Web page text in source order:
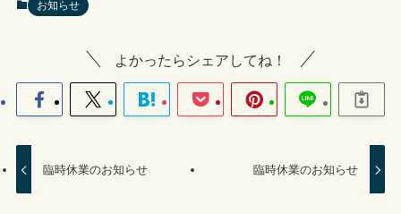
お知らせ
よかったらシェアしてね！
臨時休業のお知らせ 臨時休業のお知らせ